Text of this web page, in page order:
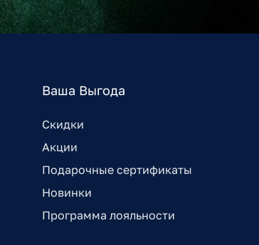
Ваша Выгода
Скидки
Акции
Подарочные сертификаты
Новинки
Программа лояльности